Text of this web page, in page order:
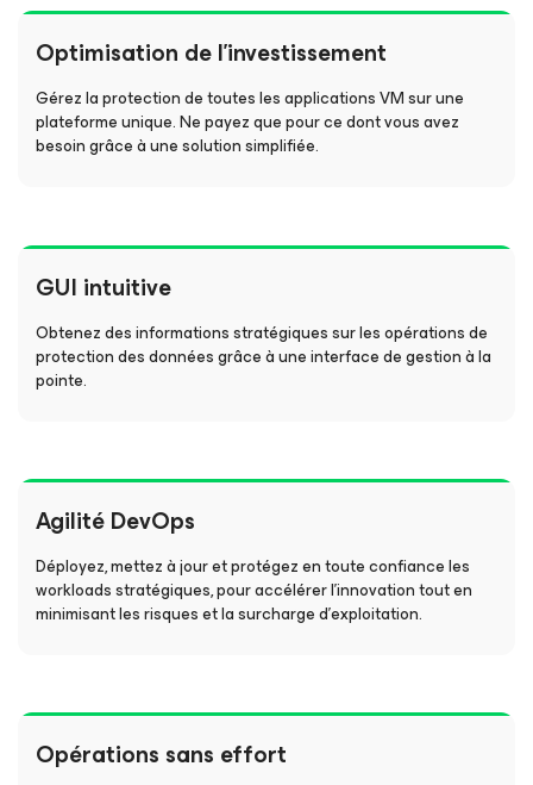
Optimisation de l’investissement
Gérez la protection de toutes les applications VM sur une
plateforme unique. Ne payez que pour ce dont vous avez
besoin grâce à une solution simplifiée.
GUI intuitive
Obtenez des informations stratégiques sur les opérations de
protection des données grâce à une interface de gestion à la
pointe.
Agilité DevOps
Déployez, mettez à jour et protégez en toute confiance les
workloads stratégiques, pour accélérer l’innovation tout en
minimisant les risques et la surcharge d’exploitation.
Opérations sans effort